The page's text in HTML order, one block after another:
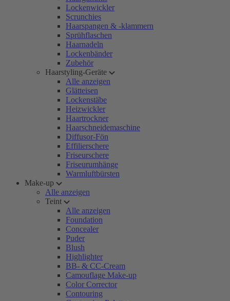
Lockenwickler
Scrunchies
Haarspangen & -klammern
Sprühflaschen
Haarnadeln
Lockenbänder
Zubehör
Haarstyling-Geräte
Alle anzeigen
Glätteisen
Lockenstäbe
Heizwickler
Haartrockner
Haarschneidemaschine
Diffusor-Fön
Effilierschere
Friseurschere
Friseurumhänge
Warmluftbürsten
Make-up
Alle anzeigen
Teint
Alle anzeigen
Foundation
Concealer
Puder
Blush
Highlighter
BB- & CC-Cream
Camouflage Make-up
Color Corrector
Contouring